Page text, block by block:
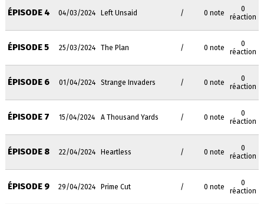
ÉPISODE 4 04/03/2024 Left Unsaid / 0 note
0
réaction
ÉPISODE 5 25/03/2024 The Plan / 0 note
0
réaction
ÉPISODE 6 01/04/2024 Strange Invaders / 0 note
0
réaction
ÉPISODE 7 15/04/2024 A Thousand Yards / 0 note
0
réaction
ÉPISODE 8 22/04/2024 Heartless / 0 note
0
réaction
ÉPISODE 9 29/04/2024 Prime Cut / 0 note
0
réaction